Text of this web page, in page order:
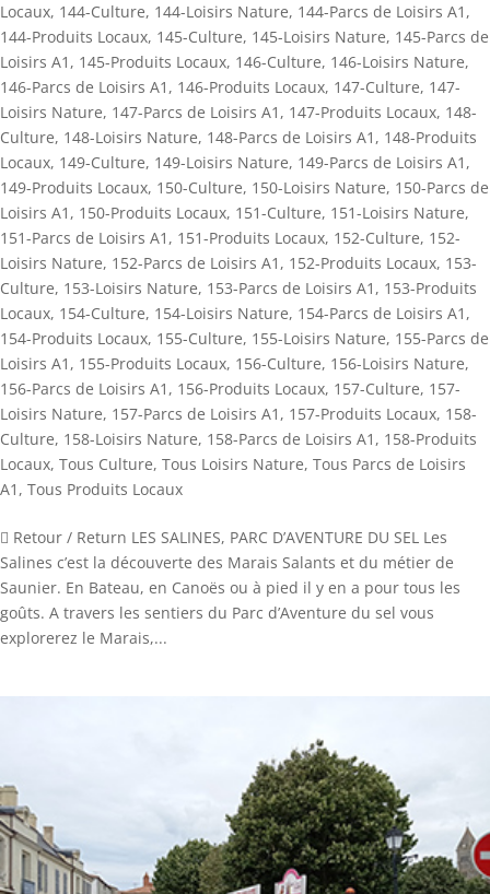
Locaux, 144-Culture, 144-Loisirs Nature, 144-Parcs de Loisirs A1 ,
144-Produits Locaux, 145-Culture, 145-Loisirs Nature, 145-Parcs de
Loisirs A1 , 145-Produits Locaux, 146-Culture, 146-Loisirs Nature,
146-Parcs de Loisirs A1 , 146-Produits Locaux, 147-Culture, 147-
Loisirs Nature, 147-Parcs de Loisirs A1 , 147-Produits Locaux, 148-
Culture, 148-Loisirs Nature, 148-Parcs de Loisirs A1 , 148-Produits
Locaux, 149-Culture, 149-Loisirs Nature, 149-Parcs de Loisirs A1 ,
149-Produits Locaux, 150-Culture, 150-Loisirs Nature, 150-Parcs de
Loisirs A1 , 150-Produits Locaux, 151-Culture, 151-Loisirs Nature,
151-Parcs de Loisirs A1 , 151-Produits Locaux, 152-Culture, 152-
Loisirs Nature, 152-Parcs de Loisirs A1 , 152-Produits Locaux, 153-
Culture, 153-Loisirs Nature, 153-Parcs de Loisirs A1 , 153-Produits
Locaux, 154-Culture, 154-Loisirs Nature, 154-Parcs de Loisirs A1 ,
154-Produits Locaux, 155-Culture, 155-Loisirs Nature, 155-Parcs de
Loisirs A1 , 155-Produits Locaux, 156-Culture, 156-Loisirs Nature,
156-Parcs de Loisirs A1 , 156-Produits Locaux, 157-Culture, 157-
Loisirs Nature, 157-Parcs de Loisirs A1 , 157-Produits Locaux, 158-
Culture, 158-Loisirs Nature, 158-Parcs de Loisirs A1 , 158-Produits
Locaux, Tous Culture, Tous Loisirs Nature, Tous Parcs de Loisirs
A1 , Tous Produits Locaux
 Retour / Return LES SALINES, PARC D’AVENTURE DU SEL Les
Salines c’est la découverte des Marais Salants et du métier de
Saunier. En Bateau, en Canoës ou à pied il y en a pour tous les
goûts. A travers les sentiers du Parc d’Aventure du sel vous
explorerez le Marais,...